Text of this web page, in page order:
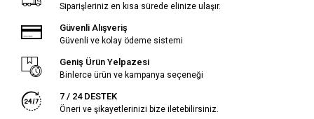
Siparişleriniz en kısa sürede elinize ulaşır.
Güvenli Alışveriş
Güvenli ve kolay ödeme sistemi
Geniş Ürün Yelpazesi
Binlerce ürün ve kampanya seçeneği
7 / 24 DESTEK
Öneri ve şikayetlerinizi bize iletebilirsiniz.